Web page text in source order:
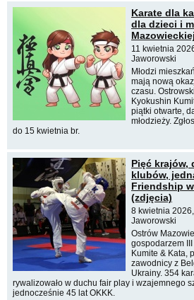
Karate dla
dla dzieci i
Mazowieckiej
11 kwietnia
Jaworowski
Młodzi
mają nową
czasu.
Kyokushin
piątki otwarte,
młodzieży.
do 15 kwietnia br.
Pięć krajów,
klubów,
Friendship
(zdjęcia)
8 kwietnia
Jaworowski
Ostrów
gospodarzem
Kumite & Kata,
zawodnicy z
Ukrainy. 354
rywalizowało w duchu fair play i wzajemnego
jednocześnie 45 lat OKKK.